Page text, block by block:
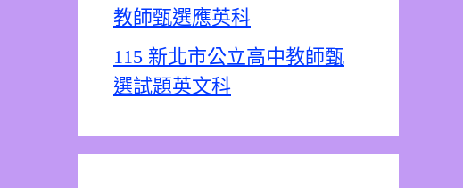
教師甄選應英科
115 新北市公立高中教師甄
選試題英文科